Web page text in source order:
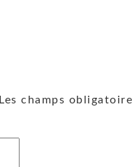
Les champs